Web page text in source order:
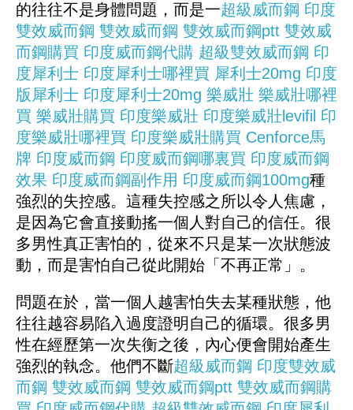
的往往不是身體問題，而是一超級威而鋼 印度
雙效威而鋼 雙效威而鋼 雙效威而鋼ptt 雙效威
而鋼購買 印度威而鋼代購 超級雙效威而鋼 印
度犀利士 印度犀利士哪裡買 犀利士20mg 印度
版犀利士 印度犀利士20mg 樂威壯 樂威壯哪裡
買 樂威壯購買 印度樂威壯 印度樂威壯levifil 印
度樂威壯哪裡買 印度樂威壯購買 Cenforce馬
牌 印度威而鋼 印度威而鋼哪裏買 印度威而鋼
效果 印度威而鋼副作用 印度威而鋼100mg種
強烈的失控感。這種失控感之所以令人焦慮，
是因為它會直接動搖一個人對自己的信任。很
多男性真正害怕的，從來不只是某一次狀態波
動，而是害怕自己從此開始「不再正常」。
問題在於，當一個人越害怕失去某種狀態，他
往往越容易陷入過度證明自己的循環。很多男
性在經歷第一次失衡之後，內心便會開始產生
強烈的執念。他們不斷超級威而鋼 印度雙效威
而鋼 雙效威而鋼 雙效威而鋼ptt 雙效威而鋼購